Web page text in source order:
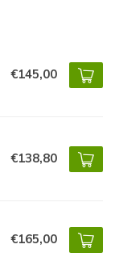
€145,00
€138,80
€165,00